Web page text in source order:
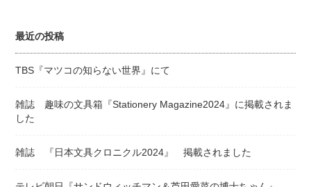
最近の投稿
TBS『マツコの知らない世界』にて
雑誌 趣味の文具箱『Stationery Magazine2024』に掲載されま
した
雑誌 『日本文具クロニクル2024』 掲載されました